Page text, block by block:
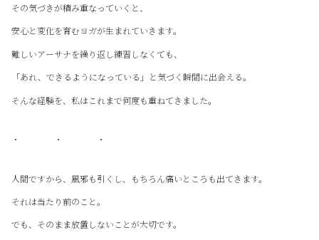
その気づきが積み重なっていくと、
安心と変化を育むヨガが生まれていきます。
難しいアーサナを繰り返し練習しなくても、
「あれ、できるようになっている」と気づく瞬間に出会える。
そんな経験を、私はこれまで何度も重ねてきました。
・ ・ ・
人間ですから、風邪も引くし、もちろん痛いところも出てきます。
それは当たり前のこと。
でも、そのまま放置しないことが大切です。